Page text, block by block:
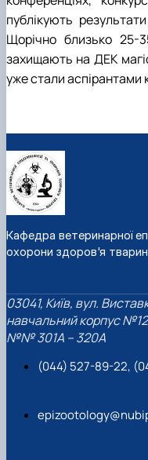
публікують
Щорічно близько 25-
захищають на ДЕК
уже стали аспірантами
Кафедра ветеринарної
охорони здоров'я тварин
03041, Київ, вул.
навчальний корпус
№№ 301A – 320A
(044) 527-89-22,